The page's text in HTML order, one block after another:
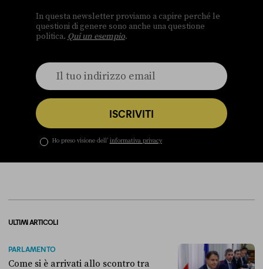
In questa newsletter proviamo a capire perché le
questioni di genere sono anche una questione
politica. Qui un esempio.
ISCRIVITI
Ho preso visione dell’ informativa privacy
ULTIMI ARTICOLI
PARLAMENTO
Come si è arrivati allo scontro tra